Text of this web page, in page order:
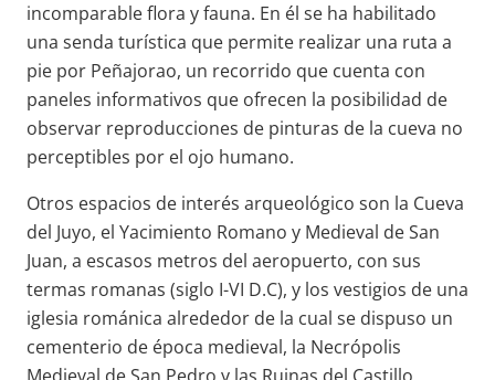
incomparable flora y fauna. En él se ha habilitado
una senda turística que permite realizar una ruta a
pie por Peñajorao, un recorrido que cuenta con
paneles informativos que ofrecen la posibilidad de
observar reproducciones de pinturas de la cueva no
perceptibles por el ojo humano.
Otros espacios de interés arqueológico son la Cueva
del Juyo, el Yacimiento Romano y Medieval de San
Juan, a escasos metros del aeropuerto, con sus
termas romanas (siglo I-VI D.C), y los vestigios de una
iglesia románica alrededor de la cual se dispuso un
cementerio de época medieval, la Necrópolis